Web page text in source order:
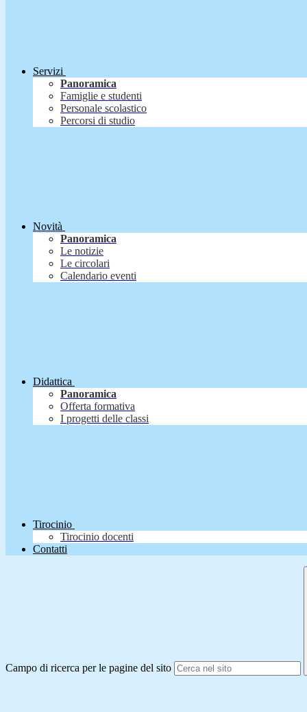
Servizi
Panoramica
Famiglie e studenti
Personale scolastico
Percorsi di studio
Novità
Panoramica
Le notizie
Le circolari
Calendario eventi
Didattica
Panoramica
Offerta formativa
I progetti delle classi
Tirocinio
Tirocinio docenti
Contatti
Campo di ricerca per le pagine del sito